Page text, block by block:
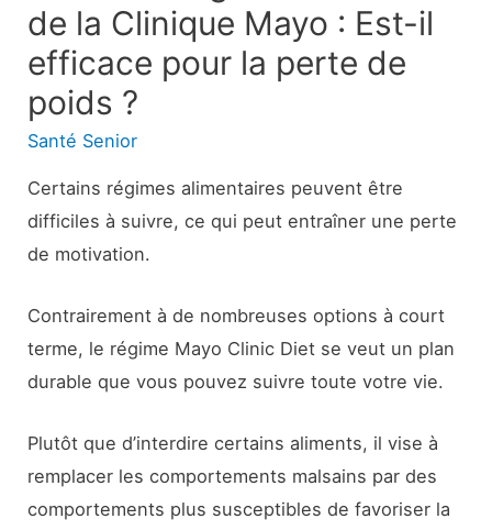
de la Clinique Mayo : Est-il
efficace pour la perte de
poids ?
Santé Senior
Certains régimes alimentaires peuvent être
difficiles à suivre, ce qui peut entraîner une perte
de motivation.
Contrairement à de nombreuses options à court
terme, le régime Mayo Clinic Diet se veut un plan
durable que vous pouvez suivre toute votre vie.
Plutôt que d’interdire certains aliments, il vise à
remplacer les comportements malsains par des
comportements plus susceptibles de favoriser la